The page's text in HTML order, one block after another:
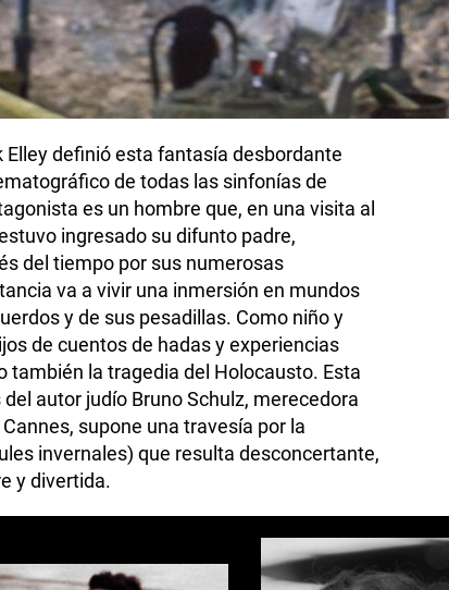
Elley definió esta fantasía desbordante
de todas las sinfonías de
es un hombre que, en una visita al
ingresado su difunto padre,
del tiempo por sus numerosas
va a vivir una inmersión en mundos
y de sus pesadillas. Como niño y
de cuentos de hadas y experiencias
también la tragedia del Holocausto. Esta
autor judío Bruno Schulz, merecedora
supone una travesía por la
invernales) que resulta desconcertante,
y divertida.